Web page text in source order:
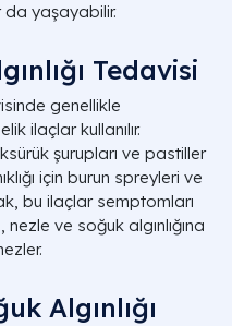
yaşayabilir.
Tedavisi
genellikle
ilaçlar kullanılır.
şurupları ve pastiller
için burun spreyleri ve
bu ilaçlar semptomları
ve soğuk algınlığına
Algınlığı